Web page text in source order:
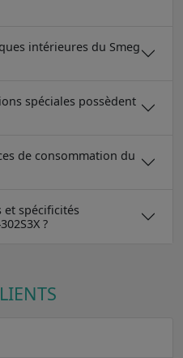
intérieures du Smeg
spéciales possèdent
de consommation du
et spécificités
?